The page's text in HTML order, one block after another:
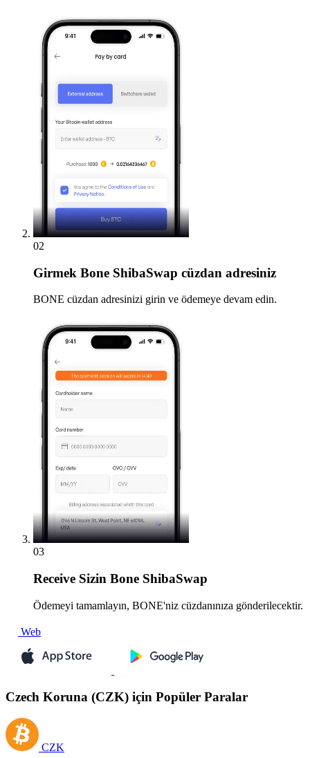
02
Girmek Bone ShibaSwap cüzdan adresiniz
BONE cüzdan adresinizi girin ve ödemeye devam edin.
03
Receive Sizin Bone ShibaSwap
Ödemeyi tamamlayın, BONE'niz cüzdanınıza gönderilecektir.
Web
Czech Koruna (CZK) için Popüler Paralar
CZK